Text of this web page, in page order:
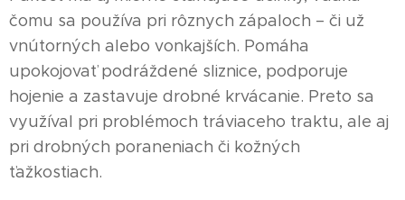
čomu sa používa pri rôznych zápaloch – či už
vnútorných alebo vonkajších. Pomáha
upokojovať podráždené sliznice, podporuje
hojenie a zastavuje drobné krvácanie. Preto sa
využíval pri problémoch tráviaceho traktu, ale aj
pri drobných poraneniach či kožných
ťažkostiach.